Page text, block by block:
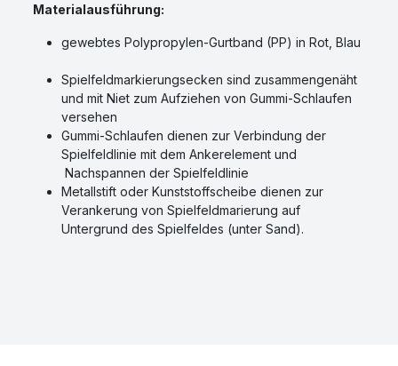
Materialausführung:
gewebtes Polypropylen-Gurtband (PP) in Rot, Blau
Spielfeldmarkierungsecken sind zusammengenäht
und mit Niet zum Aufziehen von Gummi-Schlaufen
versehen
Gummi-Schlaufen dienen zur Verbindung der
Spielfeldlinie mit dem Ankerelement und
Nachspannen der Spielfeldlinie
Metallstift oder Kunststoffscheibe dienen zur
Verankerung von Spielfeldmarierung auf
Untergrund des Spielfeldes (unter Sand).